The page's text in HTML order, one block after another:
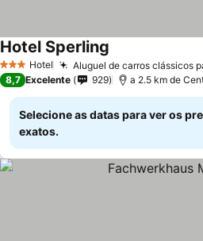
3 EstrelasHotel Aluguel de carros clássicos
Hotel Sperling
8,7 Excelente 929 a 2.5 km de
Selecione as datas para ver os
exatos.